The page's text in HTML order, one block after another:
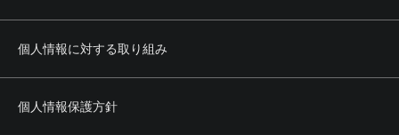
個人情報に対する取り組み
個人情報保護方針